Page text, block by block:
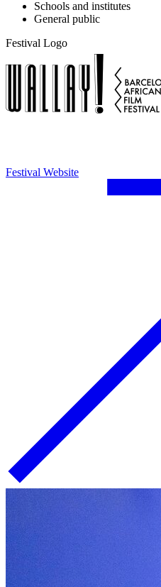
Schools and institutes
General public
Festival Logo
Festival Website